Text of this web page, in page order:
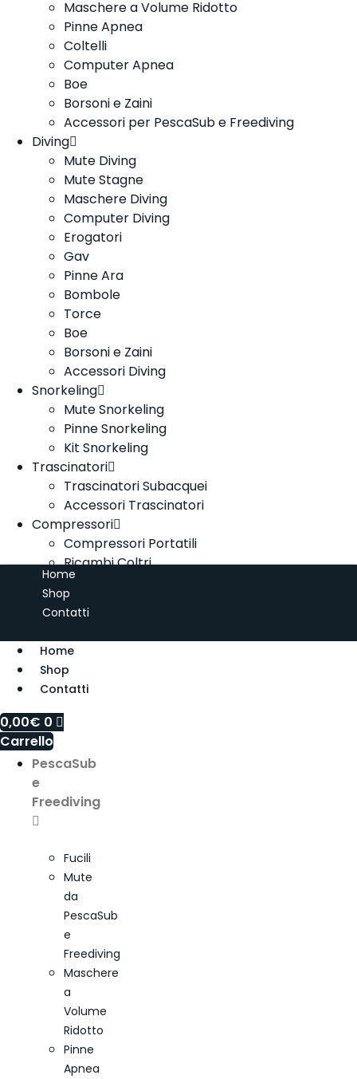
Maschere a Volume Ridotto
Pinne Apnea
Coltelli
Computer Apnea
Boe
Borsoni e Zaini
Accessori per PescaSub e Freediving
Diving
Mute Diving
Mute Stagne
Maschere Diving
Computer Diving
Erogatori
Gav
Pinne Ara
Bombole
Torce
Boe
Borsoni e Zaini
Accessori Diving
Snorkeling
Mute Snorkeling
Pinne Snorkeling
Kit Snorkeling
Trascinatori
Trascinatori Subacquei
Accessori Trascinatori
Compressori
Compressori Portatili
Ricambi Coltri
Home
Shop
Contatti
Home
Shop
Contatti
0,00€ 0
Carrello
PescaSub
e
Freediving
Fucili
Mute
da
PescaSub
e
Freediving
Maschere
a
Volume
Ridotto
Pinne
Apnea